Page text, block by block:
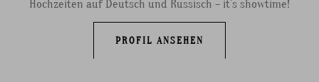
Hochzeiten auf Deutsch und Russisch – it’s showtime!
PROFIL ANSEHEN